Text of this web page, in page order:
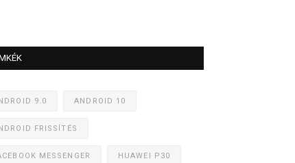
9.0 ANDROID 10
FRISSÍTÉS
MESSENGER HUAWEI P30